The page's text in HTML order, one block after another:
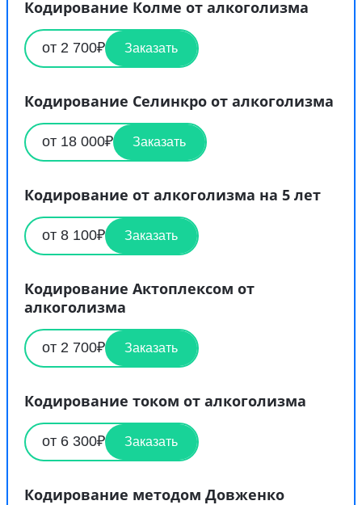
Кодирование Колме от алкоголизма
от 2 700₽ Заказать
Кодирование Селинкро от алкоголизма
от 18 000₽ Заказать
Кодирование от алкоголизма на 5 лет
от 8 100₽ Заказать
Кодирование Актоплексом от
алкоголизма
от 2 700₽ Заказать
Кодирование током от алкоголизма
от 6 300₽ Заказать
Кодирование методом Довженко